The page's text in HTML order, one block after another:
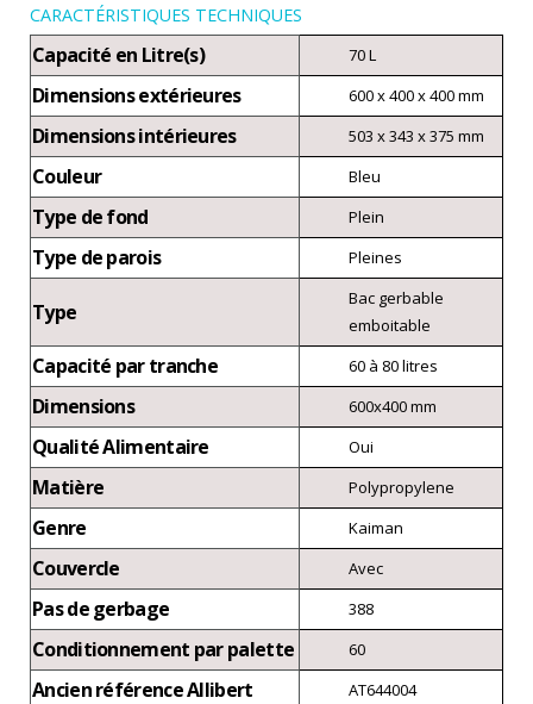
CARACTÉRISTIQUES TECHNIQUES
Capacité en Litre(s) 70 L
Dimensions extérieures 600 x 400 x 400 mm
Dimensions intérieures 503 x 343 x 375 mm
Couleur Bleu
Type de fond Plein
Type de parois Pleines
Type
Bac gerbable
emboitable
Capacité par tranche 60 à 80 litres
Dimensions 600x400 mm
Qualité Alimentaire Oui
Matière Polypropylene
Genre Kaiman
Couvercle Avec
Pas de gerbage 388
Conditionnement par palette 60
Ancien référence Allibert AT644004